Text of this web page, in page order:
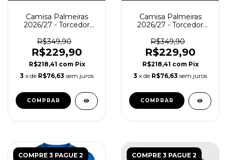
Camisa Palmeiras
2026/27 - Torcedor
R$349,90
R$229,90
R$218,41 com Pix
3 x de R$76,63 sem juros
COMPRAR
Camisa Palmeiras
2026/27 - Torcedor
R$349,90
R$229,90
R$218,41 com Pix
3 x de R$76,63 sem juros
COMPRAR
COMPRE 3 PAGUE 2 COMPRE 3 PAGUE 2